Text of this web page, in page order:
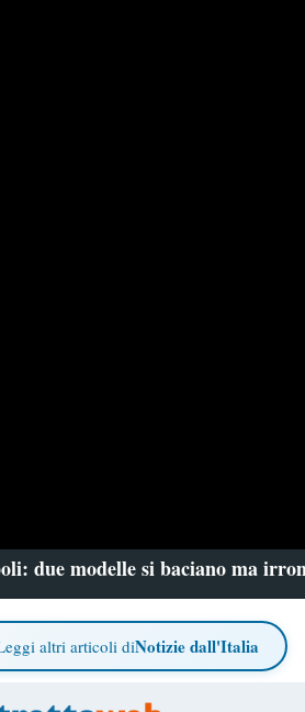
due modelle si baciano ma
altri articoli diNotizie dall'Italia